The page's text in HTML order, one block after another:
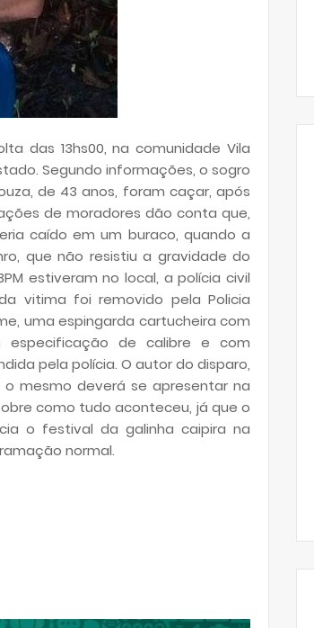
das 13hs00, na comunidade Vila
Segundo informações, o sogro
de 43 anos, foram caçar, após
de moradores dão conta que,
caído em um buraco, quando a
que não resistiu a gravidade do
estiveram no local, a polícia civil
vitima foi removido pela Policia
uma espingarda cartucheira com
especificação de calibre e com
pela polícia. O autor do disparo,
mesmo deverá se apresentar na
como tudo aconteceu, já que o
o festival da galinha caipira na
normal.